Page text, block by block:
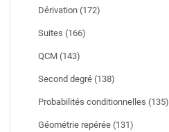
Dérivation (172)
Suites (166)
QCM (143)
Second degré (138)
Probabilités conditionnelles (135)
Géométrie repérée (131)